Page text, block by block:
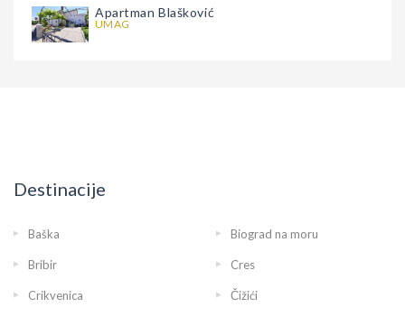
Apartman Blašković
UMAG
Destinacije
Baška Biograd na moru
Bribir Cres
Crikvenica Čižići